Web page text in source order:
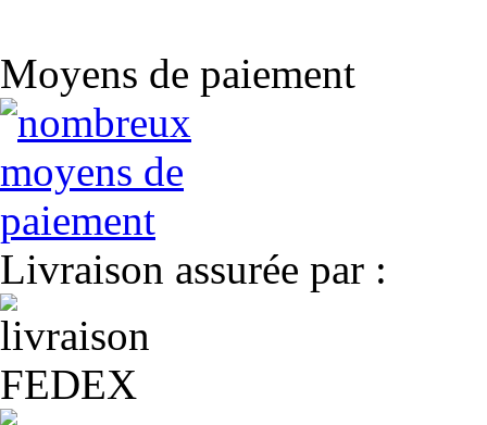
Moyens de paiement
Livraison assurée par :